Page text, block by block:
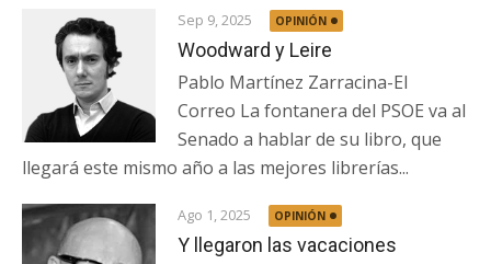
Sep 9, 2025 OPINIÓN
Woodward y Leire
Pablo Martínez Zarracina-El
Correo La fontanera del PSOE va al
Senado a hablar de su libro, que
llegará este mismo año a las mejores librerías...
Ago 1, 2025 OPINIÓN
Y llegaron las vacaciones